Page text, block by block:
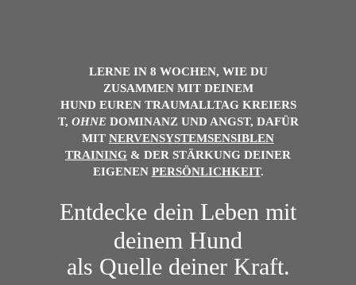
LERNE IN 8 WOCHEN, WIE DU
ZUSAMMEN MIT DEINEM
HUND EUREN TRAUMALLTAG KREIERS
T, OHNEDOMINANZ UND ANGST, DAFÜR
MIT NERVENSYSTEMSENSIBLEN
TRAINING & DER STÄRKUNG DEINER
EIGENEN PERSÖNLICHKEIT.
Entdecke dein Leben mit
deinem Hund
als Quelle deiner Kraft.